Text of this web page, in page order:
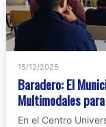
15/12/2025
Baradero: El
Multimodales
En el Centro